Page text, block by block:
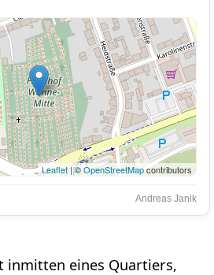
Leaflet| ©OpenStreetMapcontributors
Andreas Janik
inmitten eines Quartiers,